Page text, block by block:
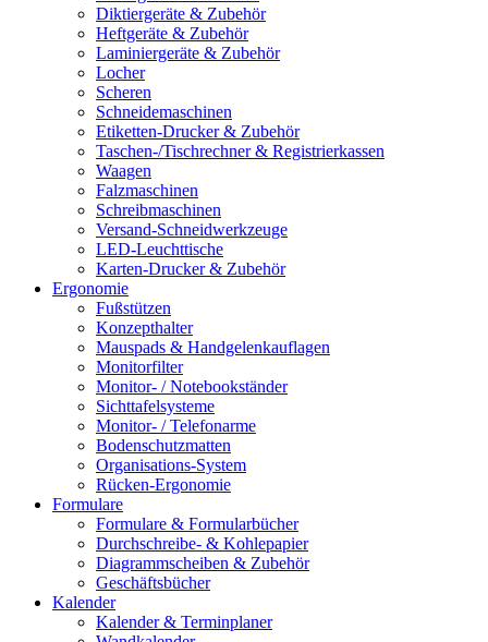
Diktiergeräte & Zubehör
Heftgeräte & Zubehör
Laminiergeräte & Zubehör
Locher
Scheren
Schneidemaschinen
Etiketten-Drucker & Zubehör
Taschen-/Tischrechner & Registrierkassen
Waagen
Falzmaschinen
Schreibmaschinen
Versand-Schneidwerkzeuge
LED-Leuchttische
Karten-Drucker & Zubehör
Ergonomie
Fußstützen
Konzepthalter
Mauspads & Handgelenkauflagen
Monitorfilter
Monitor- / Notebookständer
Sichttafelsysteme
Monitor- / Telefonarme
Bodenschutzmatten
Organisations-System
Rücken-Ergonomie
Formulare
Formulare & Formularbücher
Durchschreibe- & Kohlepapier
Diagrammscheiben & Zubehör
Geschäftsbücher
Kalender
Kalender & Terminplaner